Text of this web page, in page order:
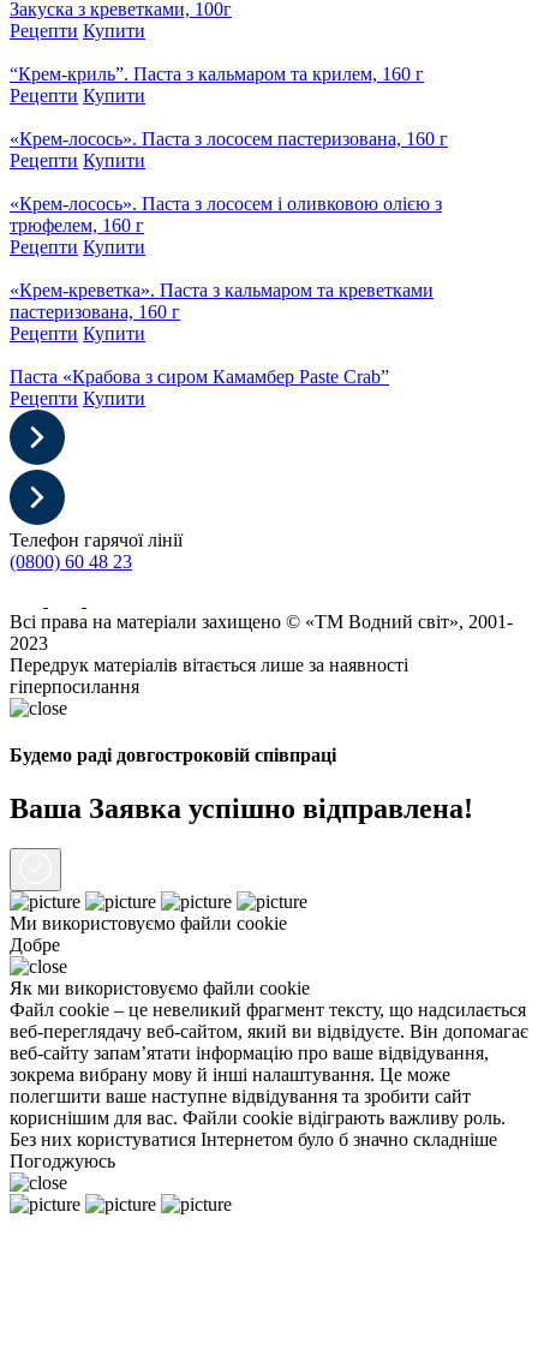
Закуска з креветками, 100г
Рецепти Купити
“Крем-криль”. Паста з кальмаром та крилем, 160 г
Рецепти Купити
«Крем-лосось». Паста з лососем пастеризована, 160 г
Рецепти Купити
«Крем-лосось». Паста з лососем і оливковою олією з
трюфелем, 160 г
Рецепти Купити
«Крем-креветка». Паста з кальмаром та креветками
пастеризована, 160 г
Рецепти Купити
Паста «Крабова з сиром Камамбер Paste Crab”
Рецепти Купити
Телефон гарячої лінії
(0800) 60 48 23
Всі права на матеріали захищено © «ТМ Водний світ», 2001-
2023
Передрук матеріалів вітається лише за наявності
гіперпосилання
Будемо раді довгостроковій співпраці
Ваша Заявка успішно відправлена!
Ми використовуємо файли cookie
Добре
Як ми використовуємо файли cookie
Файл cookie – це невеликий фрагмент тексту, що надсилається
веб-переглядачу веб-сайтом, який ви відвідуєте. Він допомагає
веб-сайту запам’ятати інформацію про ваше відвідування,
зокрема вибрану мову й інші налаштування. Це може
полегшити ваше наступне відвідування та зробити сайт
кориснішим для вас. Файли cookie відіграють важливу роль.
Без них користуватися Інтернетом було б значно складніше
Погоджуюсь